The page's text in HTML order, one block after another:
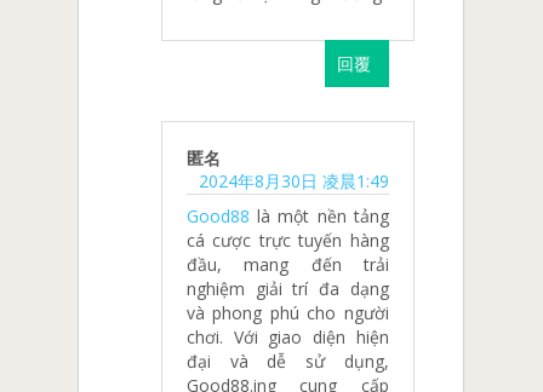
回覆
匿名
2024年8月30日 凌晨1:49
Good88 là một nền tảng
cá cược trực tuyến hàng
đầu, mang đến trải
nghiệm giải trí đa dạng
và phong phú cho người
chơi. Với giao diện hiện
đại và dễ sử dụng,
Good88.ing cung cấp